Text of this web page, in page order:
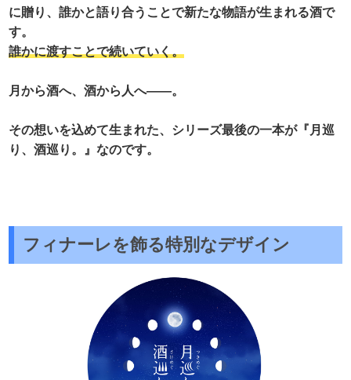
に贈り、誰かと語り合うことで新たな物語が生まれる酒で
す。
誰かに渡すことで続いていく。
月から酒へ、酒から人へ――。
その想いを込めて生まれた、シリーズ最後の一本が『月巡
り、酒巡り。』なのです。
フィナーレを飾る特別なデザイン